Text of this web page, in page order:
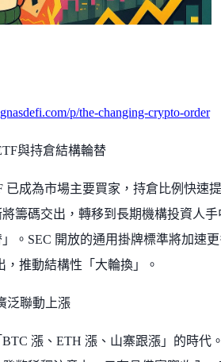
p/the-changing-crypto-order
與持倉結構輪替
已成為市場主要買家，持倉比例快速提
籌碼交出，轉移到長期機構投資人手
。SEC 開放的通用掛牌標準將加速
，推動結構性「大輪換」。
泛聯動上漲
漲、ETH 漲、山寨跟漲」的時代